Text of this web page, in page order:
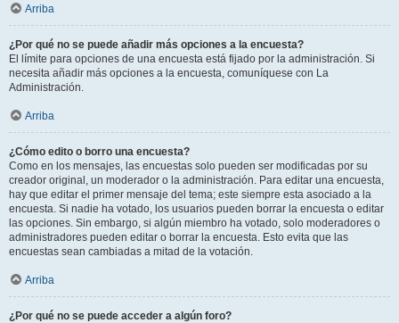
Arriba
¿Por qué no se puede añadir más opciones a la encuesta?
El límite para opciones de una encuesta está fijado por la administración. Si
necesita añadir más opciones a la encuesta, comuníquese con La
Administración.
Arriba
¿Cómo edito o borro una encuesta?
Como en los mensajes, las encuestas solo pueden ser modificadas por su
creador original, un moderador o la administración. Para editar una encuesta,
hay que editar el primer mensaje del tema; este siempre esta asociado a la
encuesta. Si nadie ha votado, los usuarios pueden borrar la encuesta o editar
las opciones. Sin embargo, si algún miembro ha votado, solo moderadores o
administradores pueden editar o borrar la encuesta. Esto evita que las
encuestas sean cambiadas a mitad de la votación.
Arriba
¿Por qué no se puede acceder a algún foro?